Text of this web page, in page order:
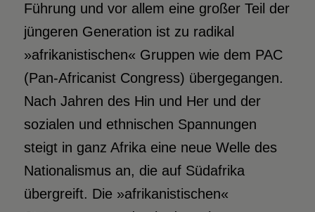
Führung und vor allem eine großer Teil der
jüngeren Generation ist zu radikal
»afrikanistischen« Gruppen wie dem PAC
(Pan-Africanist Congress) übergegangen.
Nach Jahren des Hin und Her und der
sozialen und ethnischen Spannungen
steigt in ganz Afrika eine neue Welle des
Nationalismus an, die auf Südafrika
übergreift. Die »afrikanistischen«